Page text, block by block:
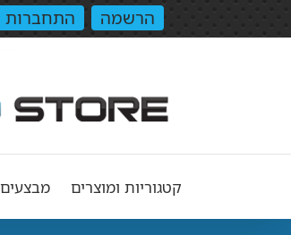
הרשמה התחברות
קטגוריות ומוצרים מבצעים